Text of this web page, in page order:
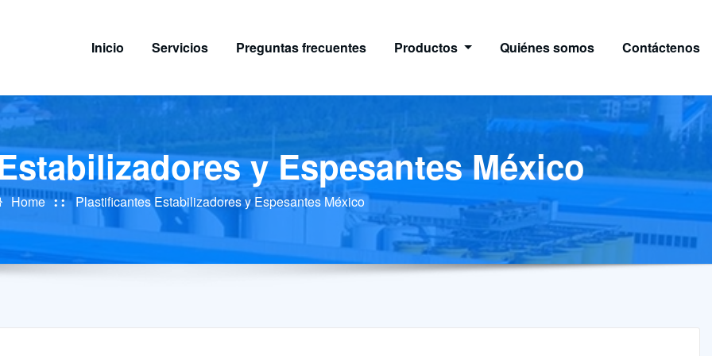
Inicio Servicios Preguntas frecuentes Productos Quiénes somos Contáctenos
y Espesantes México
Home Plastificantes Estabilizadores y Espesantes México